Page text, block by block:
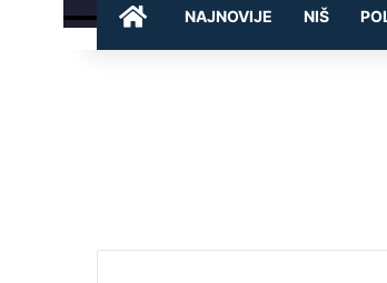
POČETNA
NAJNOVIJE NIŠ